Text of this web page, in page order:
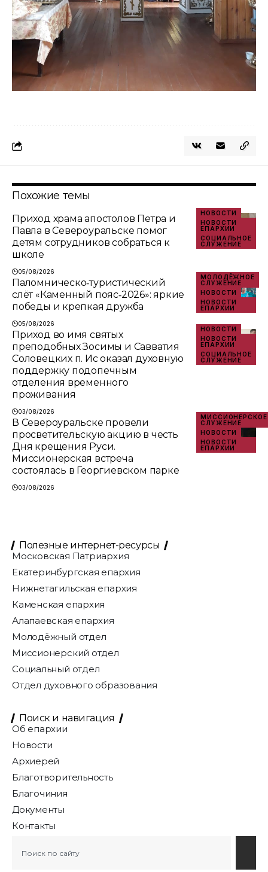
Похожие темы
НОВОСТИ
НОВОСТИ
ЕПАРХИИ
СОЦИАЛЬНОЕ
СЛУЖЕНИЕ
Приход храма апостолов Петра и
Павла в Североуральске помог
детям сотрудников собраться к
школе
05/08/2026
МОЛОДЁЖНОЕ
СЛУЖЕНИЕ
НОВОСТИ
НОВОСТИ
ЕПАРХИИ
Паломническо‑туристический
слёт «Каменный пояс‑2026»: яркие
победы и крепкая дружба
05/08/2026
НОВОСТИ
НОВОСТИ
ЕПАРХИИ
СОЦИАЛЬНОЕ
СЛУЖЕНИЕ
Приход во имя святых
преподобных Зосимы и Савватия
Соловецких п. Ис оказал духовную
поддержку подопечным
отделения временного
проживания
03/08/2026
МИССИОНЕРСКОЕ
СЛУЖЕНИЕ
НОВОСТИ
НОВОСТИ
ЕПАРХИИ
В Североуральске провели
просветительскую акцию в честь
Дня крещения Руси.
Миссионерская встреча
состоялась в Георгиевском парке
03/08/2026
Полезные интернет-ресурсы
Московская Патриархия
Екатеринбургская епархия
Нижнетагильская епархия
Каменская епархия
Алапаевская епархия
Молодёжный отдел
Миссионерский отдел
Социальный отдел
Отдел духовного образования
Поиск и навигация
Об епархии
Новости
Архиерей
Благотворительность
Благочиния
Документы
Контакты